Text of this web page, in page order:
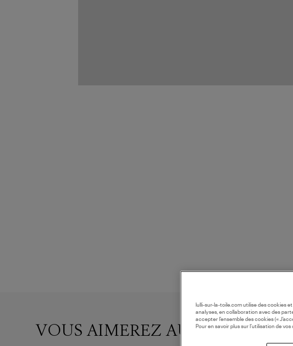
VOUS AIMEREZ AUSSI
lulli-sur-la-toile.com utilise des cookies
analyses, en collaboration avec des
accepter l’ensemble des cookies («
Pour en savoir plus sur l’utilisation de vos